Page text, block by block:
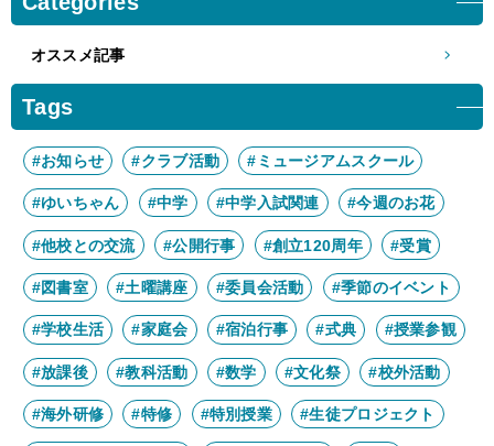
2月
2月
4月
2月
1月
8月
7月
6月
4月
3月
10月
9月
8月
4月
3月
2月
1月
オススメ記事
Tags
#お知らせ #クラブ活動 #ミュージアムスクール
#ゆいちゃん #中学 #中学入試関連 #今週のお花
#他校との交流 #公開行事 #創立120周年 #受賞
#図書室 #土曜講座 #委員会活動 #季節のイベント
#学校生活 #家庭会 #宿泊行事 #式典 #授業参観
#放課後 #教科活動 #数学 #文化祭 #校外活動
#海外研修 #特修 #特別授業 #生徒プロジェクト